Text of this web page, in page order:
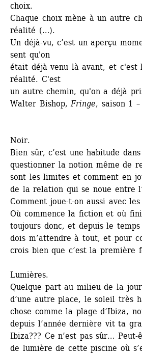
choix.
Chaque choix mène à un autre
réalité (…).
Un déjà-vu, c’est un aperçu
sent qu'on
était déjà venu là avant, et c'est
réalité. C'est
un autre chemin, qu'on a déjà
Walter Bishop, Fringe, saison 1
Noir.
Bien sûr, c’est une habitude
questionner la notion même de
sont les limites et comment en
de la relation qui se noue entre
Comment joue-t-on aussi avec
Où commence la fiction et où
toujours donc, et depuis le
dois m’attendre à tout, et pour
crois bien que c’est la première
Lumières.
Quelque part au milieu de la
d’une autre place, le soleil très
chose comme la plage d’Ibiza,
depuis l’année dernière vit ta
Ibiza??? Ce n’est pas sûr…
de lumière de cette piscine où